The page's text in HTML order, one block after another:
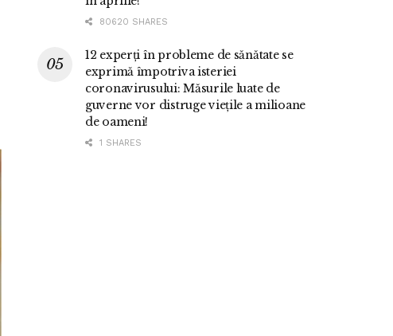
80620 SHARES
12 experți în probleme de sănătate se
exprimă împotriva isteriei
coronavirusului: Măsurile luate de
guverne vor distruge viețile a milioane
de oameni!
1 SHARES